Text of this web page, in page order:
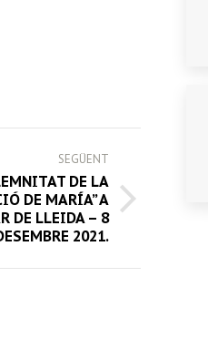
SEGÜENT
DE LA
DE MARÍA” A
DE LLEIDA – 8
2021.